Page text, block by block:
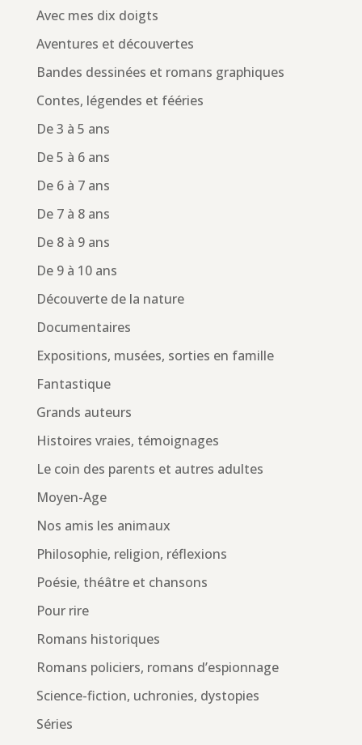
Avec mes dix doigts
Aventures et découvertes
Bandes dessinées et romans graphiques
Contes, légendes et fééries
De 3 à 5 ans
De 5 à 6 ans
De 6 à 7 ans
De 7 à 8 ans
De 8 à 9 ans
De 9 à 10 ans
Découverte de la nature
Documentaires
Expositions, musées, sorties en famille
Fantastique
Grands auteurs
Histoires vraies, témoignages
Le coin des parents et autres adultes
Moyen-Age
Nos amis les animaux
Philosophie, religion, réflexions
Poésie, théâtre et chansons
Pour rire
Romans historiques
Romans policiers, romans d’espionnage
Science-fiction, uchronies, dystopies
Séries